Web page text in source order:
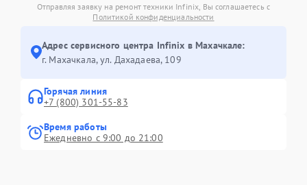
Отправляя заявку на ремонт техники Infinix, Вы соглашаетесь с
Политикой конфиденциальности
Адрес сервисного центра Infinix в Махачкале:
г. Махачкала, ул. Дахадаева, 109
Горячая линия
+7 (800) 301-55-83
Время работы
Ежедневно с 9:00 до 21:00